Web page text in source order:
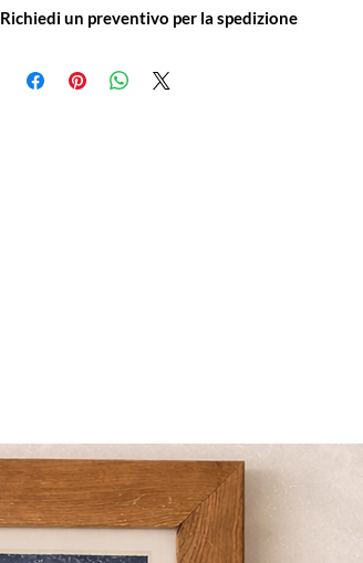
Richiedi un preventivo per la spedizione
spedizione o per avere maggiori informazioni.